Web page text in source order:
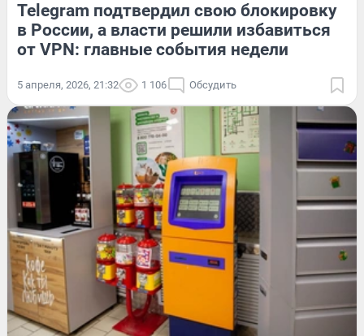
Telegram подтвердил свою блокировку
в России, а власти решили избавиться
от VPN: главные события недели
5 апреля, 2026, 21:32 1 106 Обсудить